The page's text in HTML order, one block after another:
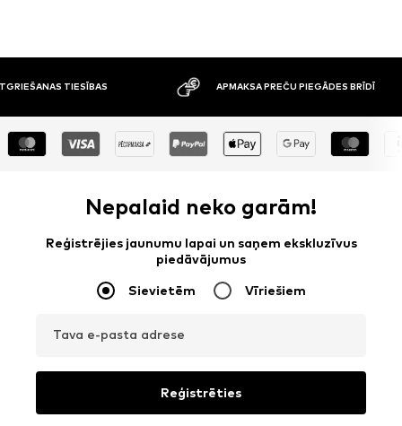
TIESĪBAS APMAKSA PREČU PIEGĀDES BRĪDĪ
Nepalaid neko garām!
Reģistrējies jaunumu lapai un saņem ekskluzīvus
piedāvājumus
Sievietēm Vīriešiem
Tava e-pasta adrese
Reģistrēties